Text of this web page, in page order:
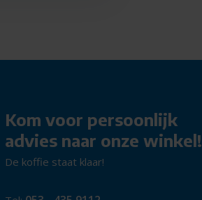
Kom voor persoonlijk
advies naar onze winkel!
De koffie staat klaar!